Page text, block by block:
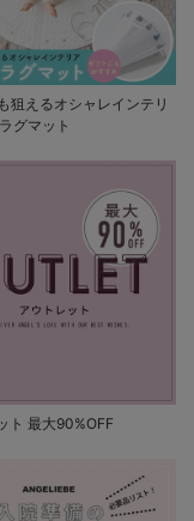
狙えるオシャレインテリ
グマット
ト 最大90%OFF